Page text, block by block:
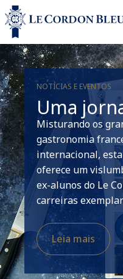
NOTÍCIAS E EVENTOS
Uma
Misturando os
gastronomia
internacional,
oferece um
ex-alunos do Le
carreiras
Leia mais